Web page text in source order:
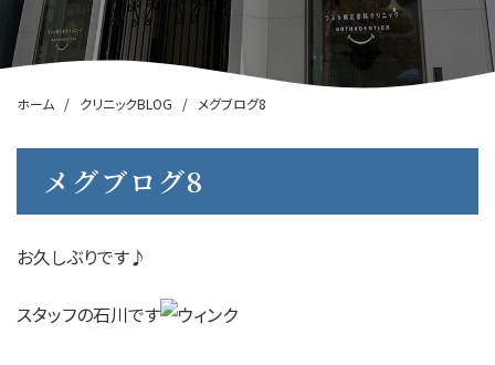
ホーム クリニックBLOG メグブログ8
メグブログ8
お久しぶりです♪
スタッフの石川です